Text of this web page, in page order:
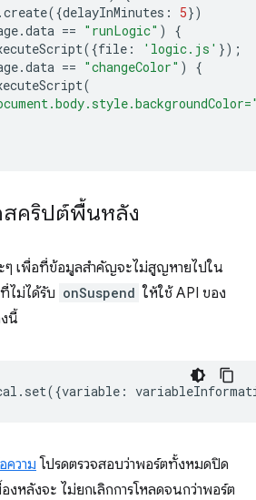
.create({delayInMinutes : 5})
.data == "runLogic" )
{
({file : 'logic.js' });
.data == "changeColor" )
{
(
สคริปต์พื้นหลัง
ๆ เพื่อที่ข้อมูลสำคัญจะไม่สูญหายไปใน
ไม่ได้รับ onSuspend ให้ใช้ API ของ
นี้
. set({variable :
ความ โปรดตรวจสอบว่าพอร์ตทั้งหมดปิด
งหลังจะ ไม่ยกเลิกการโหลดจนกว่าพอร์ต